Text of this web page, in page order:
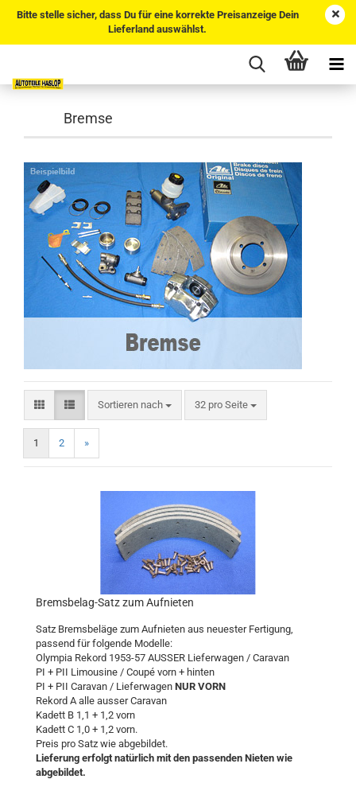
Bitte stelle sicher, dass Du für eine korrekte Preisanzeige Dein
Lieferland auswählst.
Bremse
Sortieren nach
Sortieren nach 32 pro Seite
pro Seite
1 2 »
Bremsbelag-Satz zum Aufnieten
Satz Bremsbeläge zum Aufnieten aus neuester Fertigung,
passend für folgende Modelle:
Olympia Rekord 1953-57 AUSSER Lieferwagen / Caravan
PI + PII Limousine / Coupé vorn + hinten
PI + PII Caravan / Lieferwagen NUR VORN
Rekord A alle ausser Caravan
Kadett B 1,1 + 1,2 vorn
Kadett C 1,0 + 1,2 vorn.
Preis pro Satz wie abgebildet.
Lieferung erfolgt natürlich mit den passenden Nieten wie
abgebildet.